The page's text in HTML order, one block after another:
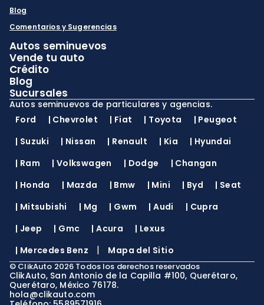
Blog
Comentarios y Sugerencias
Autos seminuevos
Vende tu auto
Crédito
Blog
Sucursales
Autos seminuevos de particulares y agencias.
Ford
| Chevrolet | Fiat | Toyota | Peugeot
| Suzuki | Nissan | Renault | Kia | Hyundai
| Ram | Volkswagen | Dodge | Changan
| Honda | Mazda | Bmw | Mini | Byd | Seat
| Mitsubishi | Mg | Gwm |Audi | Cupra
| Jeep | Gmc |Acura | Lexus
| Mercedes Benz | Mapa del Sitio
© ClikAuto 2026 Todos los derechos reservados
ClikAuto, San Antonio de la Capilla #100, Querétaro,
Querétaro, México 76178.
hola@clikauto.com